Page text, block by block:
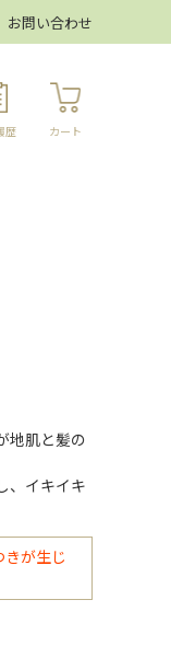
お問い合わせ
歴 カート
地肌と髪の
、イキイキ
が生じ